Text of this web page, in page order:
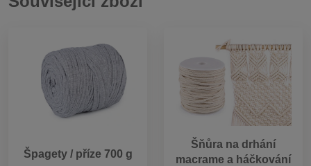
Špagety / příze 700 g
Šňůra na drhání
macrame a háčkování